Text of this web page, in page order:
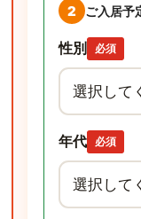
2 ご入居予
性別 必須
年代 必須